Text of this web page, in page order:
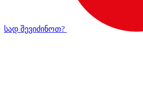
სად შევიძინოთ?